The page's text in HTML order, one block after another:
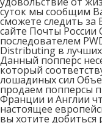
суток мы сообщим
сможете следить
сайте Почты
последователем
Distributing в
Данный попперс
который
лошадиных сил
продаем попперсы
Франции и Англии
настоящее
вы хотите добиться